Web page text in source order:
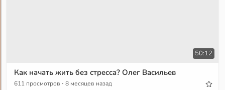
50:12
Как начать жить без стресса? Олег Васильев
611 просмотров · 8 месяцев назад